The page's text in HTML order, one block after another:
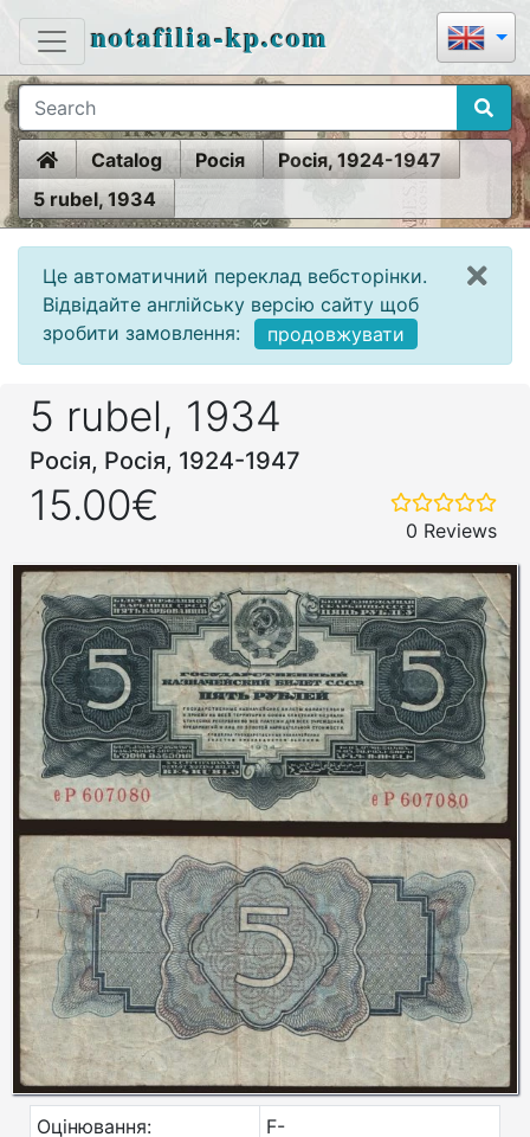
notafilia-kp.com
HomeCatalog Росія
Росія, 1924-1947
5 rubel, 1934
Це автоматичний переклад вебсторінки.
Відвідайте англійську версію сайту щоб
зробити замовлення:
продовжувати
5 rubel, 1934
Росія, Росія, 1924-1947
15.00€
0 Reviews
Оцінювання:
F-